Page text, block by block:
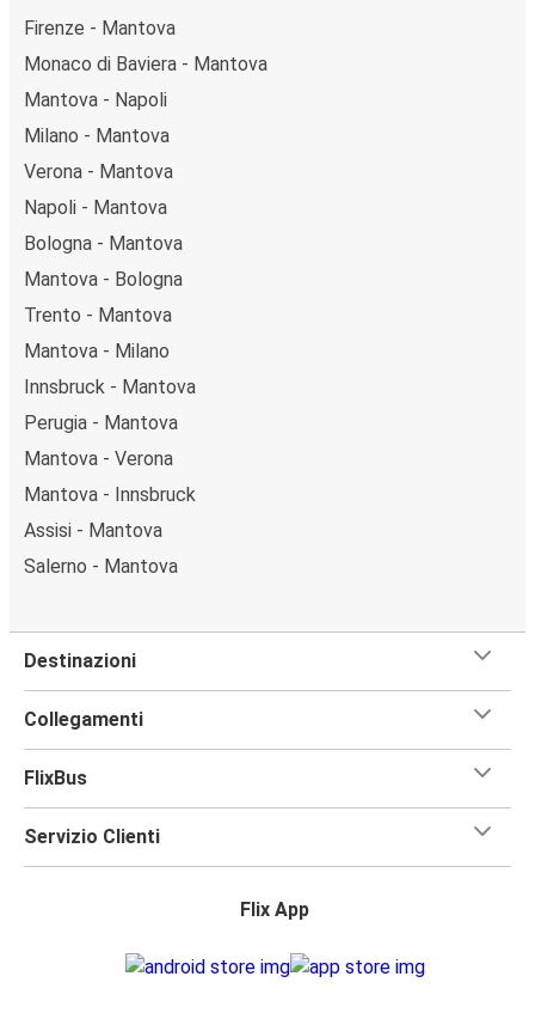
Firenze - Mantova
Monaco di Baviera - Mantova
Mantova - Napoli
Milano - Mantova
Verona - Mantova
Napoli - Mantova
Bologna - Mantova
Mantova - Bologna
Trento - Mantova
Mantova - Milano
Innsbruck - Mantova
Perugia - Mantova
Mantova - Verona
Mantova - Innsbruck
Assisi - Mantova
Salerno - Mantova
Destinazioni
Collegamenti
FlixBus
Servizio Clienti
Flix App